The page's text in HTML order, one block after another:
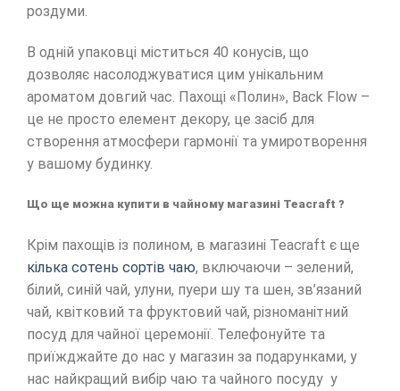
роздуми.
В одній упаковці міститься 40 конусів, що
дозволяє насолоджуватися цим унікальним
ароматом довгий час. Пахощі «Полин», Back Flow –
це не просто елемент декору, це засіб для
створення атмосфери гармонії та умиротворення
у вашому будинку.
Що ще можна купити в чайному магазині Teacraft ?
Крім пахощів із полином, в магазині Teacraft є ще
кілька сотень сортів чаю, включаючи – зелений,
білий, синій чай, улуни, пуери шу та шен, зв’язаний
чай, квітковий та фруктовий чай, різноманітний
посуд для чайної церемонії. Телефонуйте та
приїжджайте до нас у магазин за подарунками, у
нас найкращий вибір чаю та чайного посуду у